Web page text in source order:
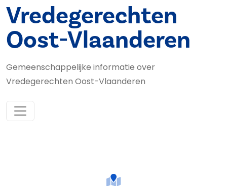
Vredegerechten
Oost-Vlaanderen
Gemeenschappelijke informatie over
Vredegerechten Oost-Vlaanderen